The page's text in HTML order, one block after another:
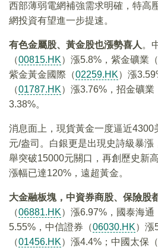
西部薄弱電網補強需求明確，特高
網投資有望進一步提速。
有色金屬股、黃金股也漲勢喜人 。
（00815.HK）漲5.8%，紫金礦業（
紫金黃金國際（02259.HK）漲
（01787.HK）漲3.76%，招金礦業
3.38%。
消息面上，現貨黃金一度逼近4300
元/盎司。白銀更是出現史詩級暴漲
舉突破15000元關口，再創歷史新
漲幅已達120%，遠超黃金。
大金融板塊，中資券商股、保險股
（06881.HK）漲6.97%，國泰海通
5.55%，中信證券（06030.HK）漲
（01456.HK）漲4.4%；中國太保（